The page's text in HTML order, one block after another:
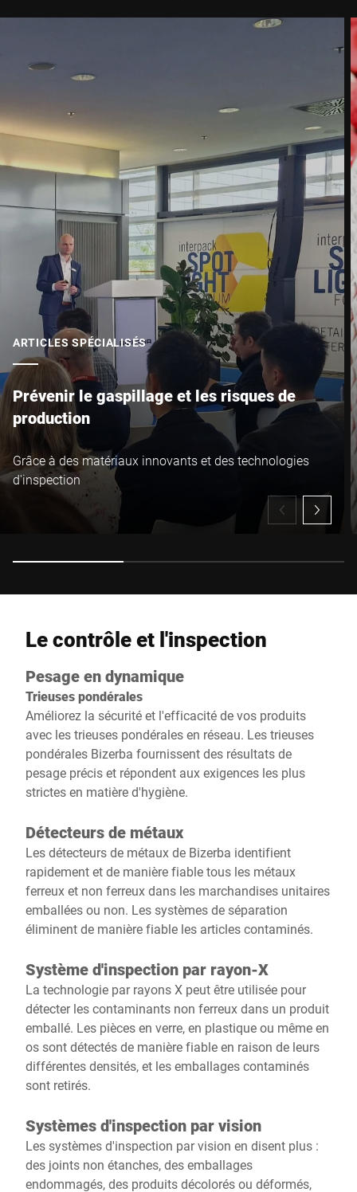
ARTICLES SPÉCIALISÉS
Prévenir le gaspillage et les risques de
production
Grâce à des matériaux innovants et des technologies
d'inspection
Le contrôle et l'inspection
Pesage en dynamique
Trieuses pondérales
Améliorez la sécurité et l'efficacité de vos produits
avec les trieuses pondérales en réseau. Les trieuses
pondérales Bizerba fournissent des résultats de
pesage précis et répondent aux exigences les plus
strictes en matière d'hygiène.
Détecteurs de métaux
Les détecteurs de métaux de Bizerba identifient
rapidement et de manière fiable tous les métaux
ferreux et non ferreux dans les marchandises unitaires
emballées ou non. Les systèmes de séparation
éliminent de manière fiable les articles contaminés.
Système d'inspection par rayon-X
La technologie par rayons X peut être utilisée pour
détecter les contaminants non ferreux dans un produit
emballé. Les pièces en verre, en plastique ou même en
os sont détectés de manière fiable en raison de leurs
différentes densités, et les emballages contaminés
sont retirés.
Systèmes d'inspection par vision
Les systèmes d'inspection par vision en disent plus :
des joints non étanches, des emballages
endommagés, des produits décolorés ou déformés,